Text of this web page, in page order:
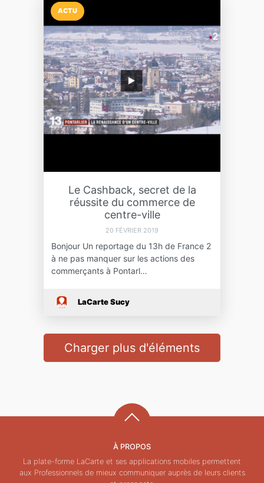
ACTU
Le Cashback, secret de la
réussite du commerce de
centre-ville
20 FÉVRIER 2019
Bonjour Un reportage du 13h de France 2
à ne pas manquer sur les actions des
commerçants à Pontarl…
LaCarte Sucy
Charger plus d'éléments
À PROPOS
La plate-forme LaCarte et ses applications mobiles permettent
aux Professionnels de mieux communiquer auprès de leurs clients